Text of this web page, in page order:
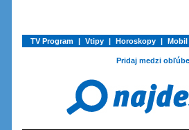
TV Program | Vtipy | Horoskopy | Mobil
Pridaj medzi